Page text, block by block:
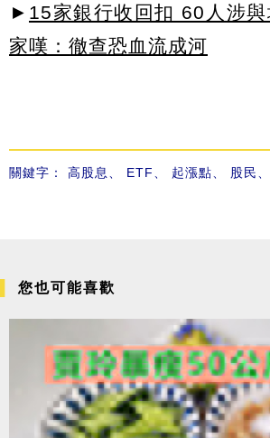
► 15家銀行收回扣 60人涉
家嘆：徹查恐血流成河
關鍵字： 高股息 ETF 起漲點 股民
您也可能喜歡